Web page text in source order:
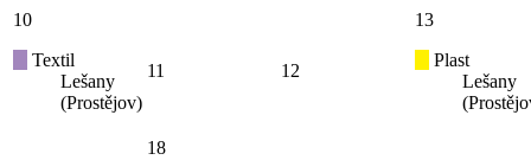
10
Textil
Lešany
(Prostějov)
11 12
13
Plast
Lešany
18